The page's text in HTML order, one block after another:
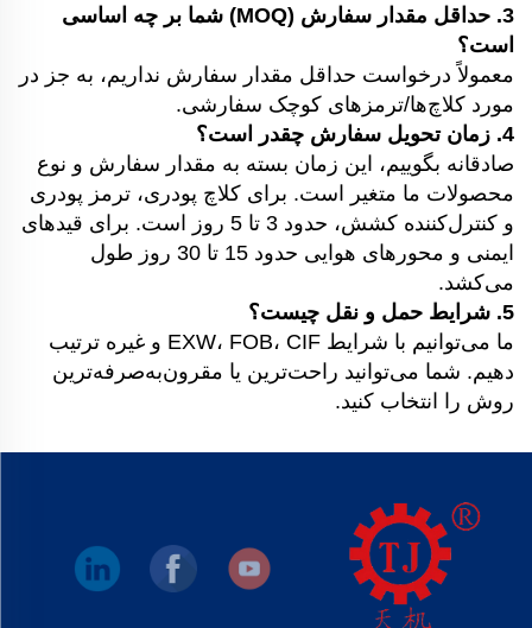
3. حداقل مقدار سفارش (MOQ) شما بر چه اساسی
است؟
معمولاً درخواست حداقل مقدار سفارش نداریم، به جز در
مورد کلاچ‌ها/ترمزهای کوچک سفارشی.
4. زمان تحویل سفارش چقدر است؟
صادقانه بگوییم، این زمان بسته به مقدار سفارش و نوع
محصولات ما متغیر است. برای کلاچ پودری، ترمز پودری
و کنترل‌کننده کشش، حدود 3 تا 5 روز است. برای قیدهای
ایمنی و محورهای هوایی حدود 15 تا 30 روز طول
می‌کشد.
5. شرایط حمل و نقل چیست؟
ما می‌توانیم با شرایط EXW، FOB، CIF و غیره ترتیب
دهیم. شما می‌توانید راحت‌ترین یا مقرون‌به‌صرفه‌ترین
روش را انتخاب کنید.